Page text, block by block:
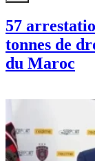
57
tonnes de
du Maroc